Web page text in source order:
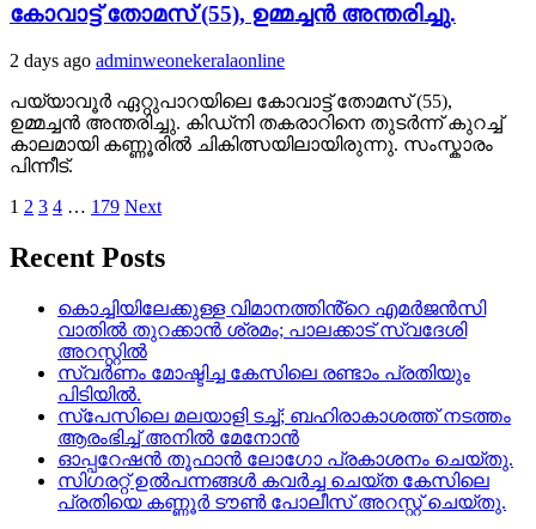
കോവാട്ട് തോമസ് (55), ഉമ്മച്ചൻ അന്തരിച്ചു.
2 days ago adminweonekeralaonline
പയ്യാവൂർ ഏറ്റുപാറയിലെ കോവാട്ട് തോമസ് (55),
ഉമ്മച്ചൻ അന്തരിച്ചു. കിഡ്നി തകരാറിനെ തുടർന്ന് കുറച്ച്
കാലമായി കണ്ണൂരിൽ ചികിത്സയിലായിരുന്നു. സംസ്കാരം
പിന്നീട്.
Posts
pagination
1 2 3 4 … 179 Next
Recent Posts
കൊച്ചിയിലേക്കുള്ള വിമാനത്തിൻ്റെ എമര്‍ജന്‍സി
വാതില്‍ തുറക്കാന്‍ ശ്രമം; പാലക്കാട് സ്വദേശി
അറസ്റ്റില്‍
സ്വർണം മോഷ്ടിച്ച കേസിലെ രണ്ടാം പ്രതിയും
പിടിയിൽ.
സ്‌പേസിലെ മലയാളി ടച്ച്; ബഹിരാകാശത്ത് നടത്തം
ആരംഭിച്ച് അനില്‍ മേനോന്‍
ഓപ്പറേഷൻ തൂഫാൻ ലോഗോ പ്രകാശനം ചെയ്തു.
സിഗരറ്റ് ഉൽപന്നങ്ങൾ കവർച്ച ചെയ്ത കേസിലെ
പ്രതിയെ കണ്ണൂർ ടൗൺ പോലീസ് അറസ്റ്റ് ചെയ്തു.